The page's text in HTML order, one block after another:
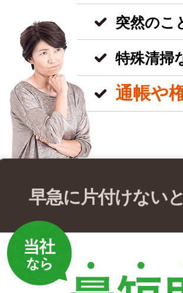
突然のこ
特殊清掃
通帳や
早急に片付けない